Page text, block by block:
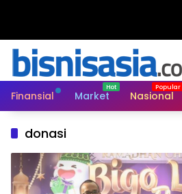
Finansial Market Nasional
donasi